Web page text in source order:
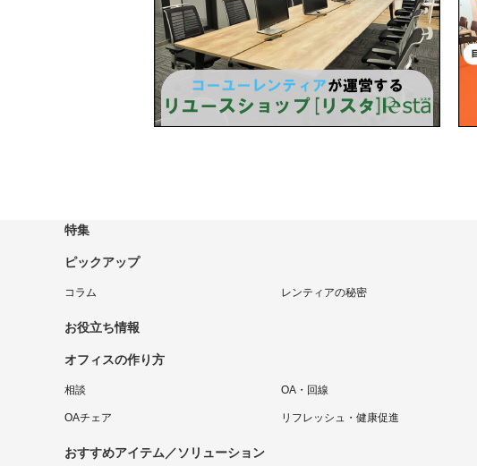
特集
ピックアップ
コラム レンティアの秘密
お役立ち情報
オフィスの作り方
相談 OA・回線
OAチェア リフレッシュ・健康促進
おすすめアイテム／ソリューション